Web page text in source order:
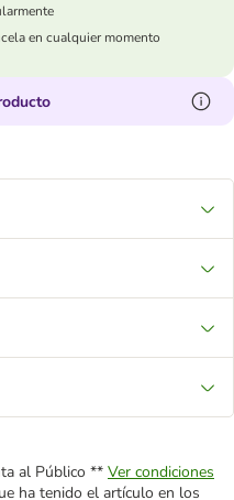
en cualquier momento
al Público ** Ver condiciones
ha tenido el artículo en los